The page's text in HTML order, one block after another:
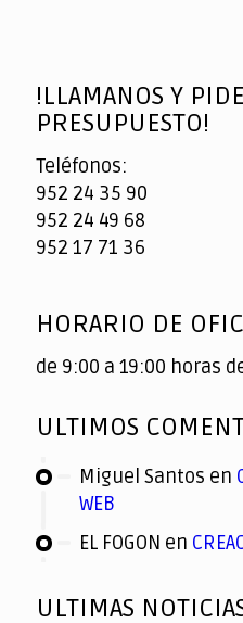
!LLAMANOS Y
PRESUPUESTO!
Teléfonos:
952 24 35 90
952 24 49 68
952 17 71 36
HORARIO DE
de 9:00 a 19:00 horas
ULTIMOS
Miguel Santos en
WEB
EL FOGON en
ULTIMAS